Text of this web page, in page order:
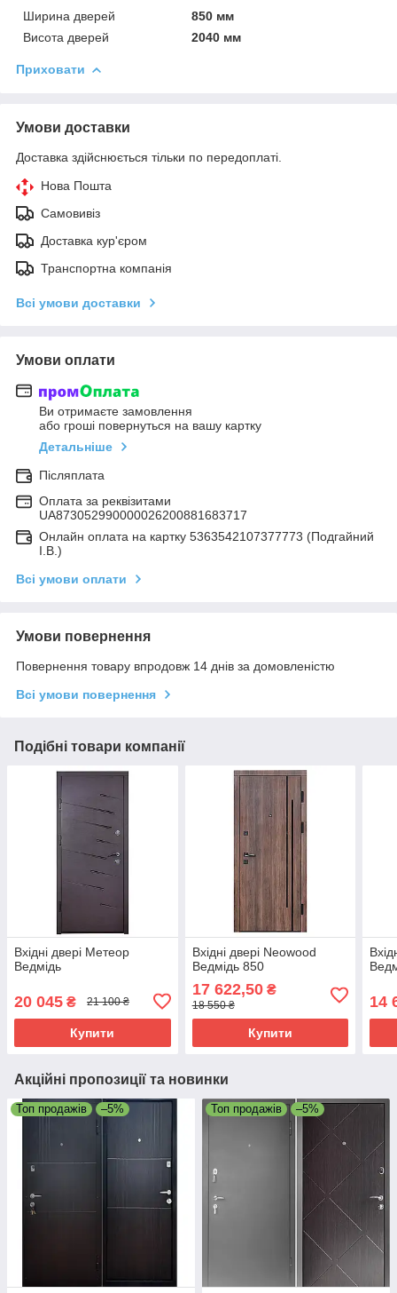
Ширина дверей
850 мм
Висота дверей
2040 мм
Приховати
Умови доставки
Доставка здійснюється тільки по передоплаті.
Нова Пошта
Самовивіз
Доставка кур'єром
Транспортна компанія
Всі умови доставки
Умови оплати
Ви отримаєте замовлення
або гроші повернуться на вашу картку
Детальніше
Післяплата
Оплата за реквізитами
UA873052990000026200881683717
Онлайн оплата на картку 5363542107377773 (Подгайний
І.В.)
Всі умови оплати
Умови повернення
Повернення товару впродовж 14 днів за домовленістю
Всі умови повернення
Подібні товари компанії
Вхідні двері Метеор
Ведмідь
20 045 ₴ 21 100 ₴
Купити
Вхідні двері Neowood
Ведмідь 850
17 622,50₴
18 550 ₴
Купити
14
Акційні пропозиції та новинки
Топ продажів –5% Топ продажів –5%